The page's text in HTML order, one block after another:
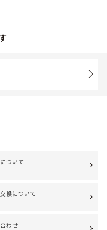
ついて
換について
わせ